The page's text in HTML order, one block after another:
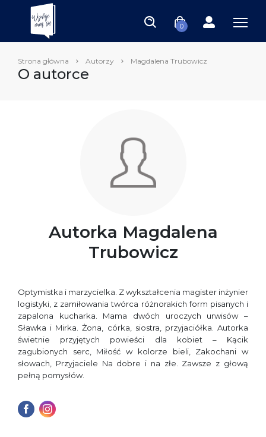
0
Strona główna Autorzy Magdalena Trubowicz
O autorce
Autorka Magdalena
Trubowicz
Optymistka i marzycielka. Z wykształcenia magister inżynier
logistyki, z zamiłowania twórca różnorakich form pisanych i
zapalona kucharka. Mama dwóch uroczych urwisów –
Sławka i Mirka. Żona, córka, siostra, przyjaciółka. Autorka
świetnie przyjętych powieści dla kobiet – Kącik
zagubionych serc, Miłość w kolorze bieli, Zakochani w
słowach, Przyjaciele Na dobre i na złe. Zawsze z głową
pełną pomysłów.